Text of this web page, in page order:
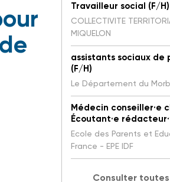
Travailleur social (F/H)
COLLECTIVITE
MIQUELON
assistants sociaux de
(F/H)
Le Département du
Médecin conseiller·e
Écoutant·e
Ecole des Parents et
France - EPE IDF
Consulter